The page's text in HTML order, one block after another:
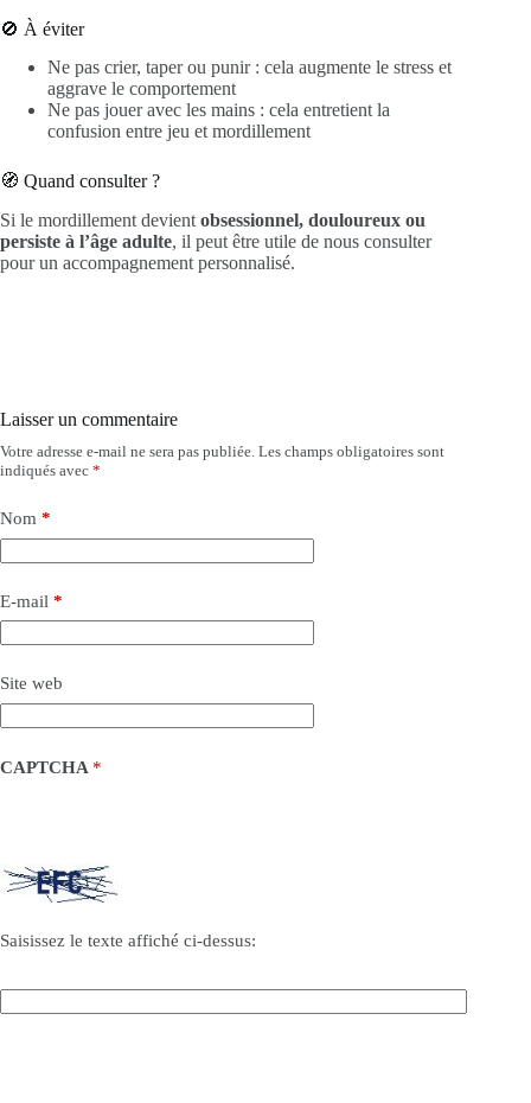
🚫 À éviter
Ne pas crier, taper ou punir : cela augmente le stress et
aggrave le comportement
Ne pas jouer avec les mains : cela entretient la
confusion entre jeu et mordillement
🧭 Quand consulter ?
Si le mordillement devient obsessionnel, douloureux ou
persiste à l’âge adulte, il peut être utile de nous consulter
pour un accompagnement personnalisé.
Laisser un commentaire
Votre adresse e-mail ne sera pas publiée. Les champs obligatoires sont
indiqués avec *
Nom *
E-mail *
Site web
CAPTCHA *
Saisissez le texte affiché ci-dessus: